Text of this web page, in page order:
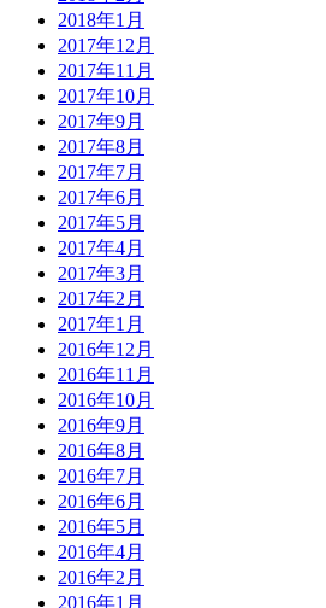
2018年1月
2017年12月
2017年11月
2017年10月
2017年9月
2017年8月
2017年7月
2017年6月
2017年5月
2017年4月
2017年3月
2017年2月
2017年1月
2016年12月
2016年11月
2016年10月
2016年9月
2016年8月
2016年7月
2016年6月
2016年5月
2016年4月
2016年2月
2016年1月